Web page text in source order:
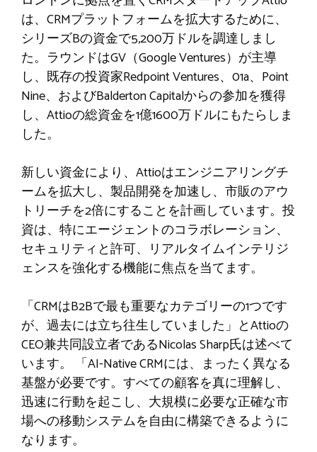
は、CRMプラットフォームを拡大するために、
シリーズBの資金で5,200万ドルを調達しまし
た。ラウンドはGV（Google Ventures）が主導
し、既存の投資家Redpoint Ventures、01a、Point
Nine、およびBalderton Capitalからの参加を獲得
し、Attioの総資金を1億1600万ドルにもたらしま
した。
新しい資金により、Attioはエンジニアリングチ
ームを拡大し、製品開発を加速し、市販のアウ
トリーチを2倍にすることを計画しています。投
資は、特にエージェントのコラボレーション、
セキュリティと許可、リアルタイムインテリジ
ェンスを強化する機能に焦点を当てます。
「CRMはB2Bで最も重要なカテゴリーの1つです
が、過去には立ち往生していました」とAttioの
CEO兼共同設立者であるNicolas Sharp氏は述べて
います。 「AI-Native CRMには、まったく異なる
基盤が必要です。すべての顧客を真に理解し、
迅速に行動を起こし、大規模に必要な正確な市
場への移動システムを自由に構築できるように
なります。